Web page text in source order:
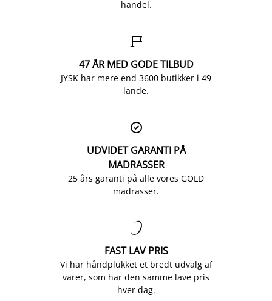
handel.

47 ÅR MED GODE TILBUD
JYSK har mere end 3600 butikker i 49
lande.

UDVIDET GARANTI PÅ
MADRASSER
25 års garanti på alle vores GOLD
madrasser.

FAST LAV PRIS
Vi har håndplukket et bredt udvalg af
varer, som har den samme lave pris
hver dag.